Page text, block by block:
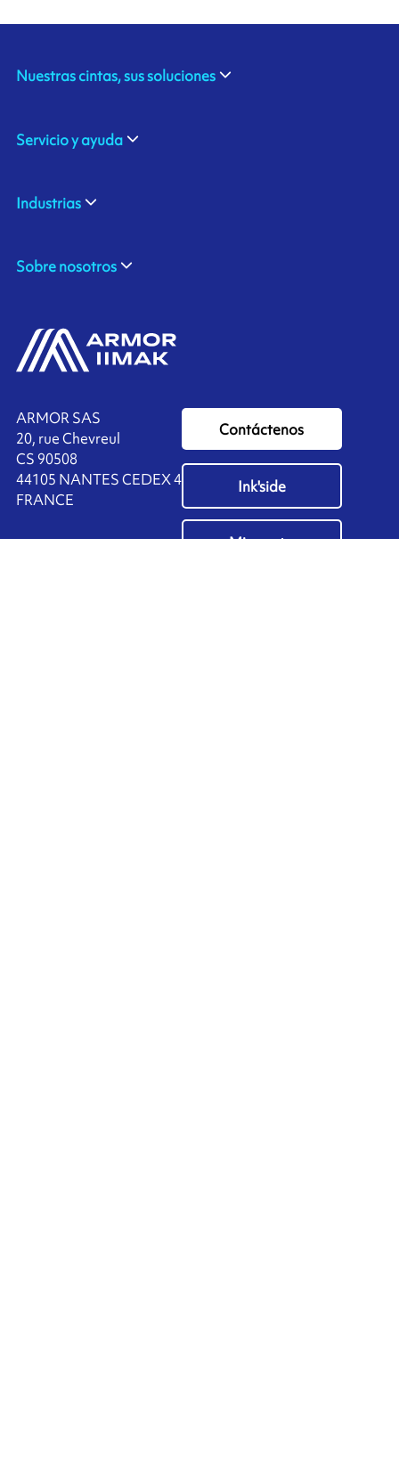
ARMOR SAS
20, rue Chevreul
CS 90508
44105 NANTES CEDEX 4
FRANCE
Contáctenos
Ink'side
Mi cuenta
Nuestras cintas, sus soluciones
Servicio y ayuda
Industrias
Sobre nosotros